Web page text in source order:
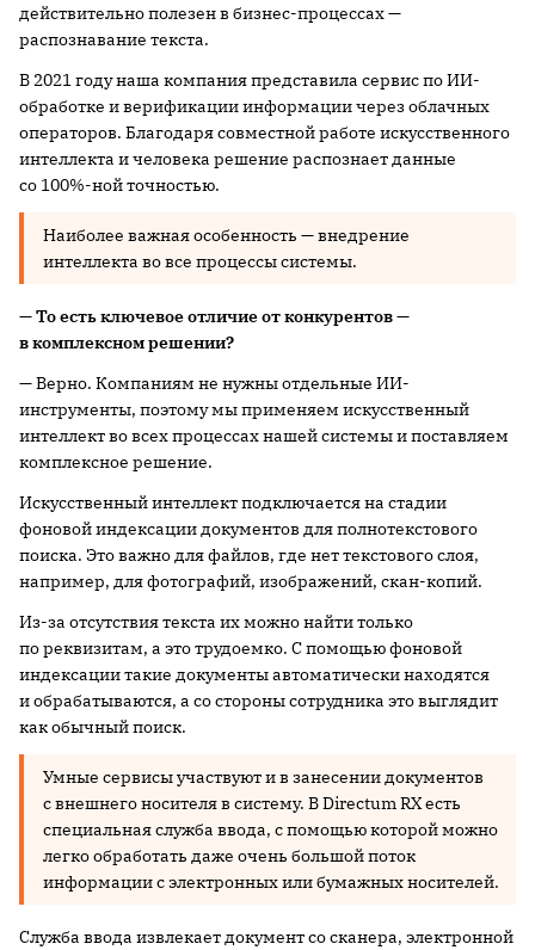
действительно полезен в бизнес-процессах —
распознавание текста.
В 2021 году наша компания представила сервис по ИИ-
обработке и верификации информации через облачных
операторов. Благодаря совместной работе искусственного
интеллекта и человека решение распознает данные
со 100%-ной точностью.
Наиболее важная особенность — внедрение
интеллекта во все процессы системы.
— То есть ключевое отличие от конкурентов —
в комплексном решении?
— Верно. Компаниям не нужны отдельные ИИ-
инструменты, поэтому мы применяем искусственный
интеллект во всех процессах нашей системы и поставляем
комплексное решение.
Искусственный интеллект подключается на стадии
фоновой индексации документов для полнотекстового
поиска. Это важно для файлов, где нет текстового слоя,
например, для фотографий, изображений, скан-копий.
Из-за отсутствия текста их можно найти только
по реквизитам, а это трудоемко. С помощью фоновой
индексации такие документы автоматически находятся
и обрабатываются, а со стороны сотрудника это выглядит
как обычный поиск.
Умные сервисы участвуют и в занесении документов
с внешнего носителя в систему. В Directum RX есть
специальная служба ввода, с помощью которой можно
легко обработать даже очень большой поток
информации с электронных или бумажных носителей.
Служба ввода извлекает документ со сканера, электронной